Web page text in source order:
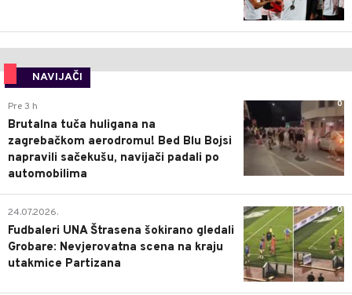
NAVIJAČI
0
Pre 3 h
Brutalna tuča huligana na
zagrebačkom aerodromu! Bed Blu Bojsi
napravili sačekušu, navijači padali po
automobilima
0
24.07.2026.
Fudbaleri UNA Štrasena šokirano gledali
Grobare: Nevjerovatna scena na kraju
utakmice Partizana